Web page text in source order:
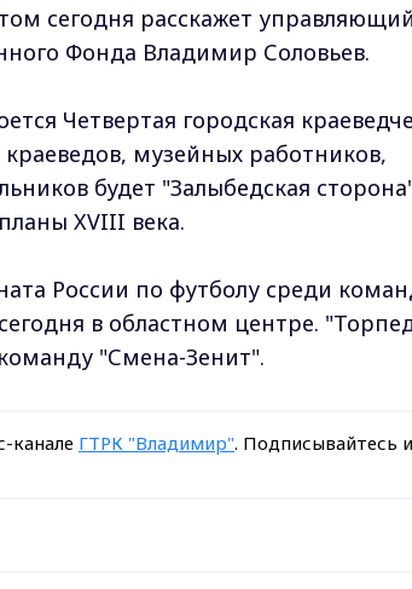
сегодня расскажет управляющий
Фонда Владимир Соловьев.
Четвертая городская
музейных работников,
будет "Залыбедская
XVIII века.
России по футболу среди
в областном центре.
"Смена-Зенит".
канале ГТРК "Владимир". Подписывайтесь